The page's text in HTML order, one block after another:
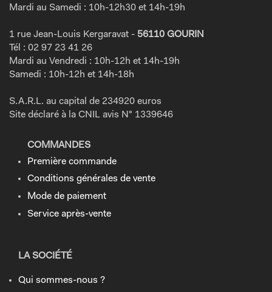
Mardi au Samedi : 10h-12h30 et 14h-19h
1 rue Jean-Louis Kergaravat - 56110 GOURIN
Tél : 02 97 23 41 26
Mardi au Vendredi : 10h-12h et 14h-19h
Samedi : 10h-12h et 14h-18h
S.A.R.L. au capital de 234920 euros
Site déclaré à la CNIL avis N° 1339646
COMMANDES
Première commande
Conditions générales de vente
Mode de paiement
Service après-vente
LA SOCIÉTÉ
Qui sommes-nous ?